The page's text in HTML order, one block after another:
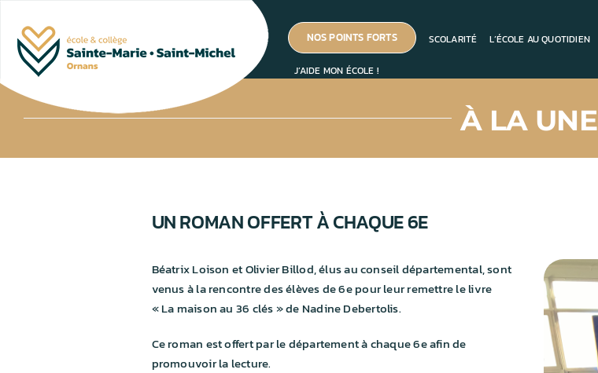
contenu
NOS POINTS FORTS SCOLARITÉ L’ÉCOLE AU QUOTIDIEN
J’AIDE MON ÉCOLE !
À LA UNE
UN ROMAN OFFERT À CHAQUE 6E
Béatrix Loison et Olivier Billod, élus au conseil départemental, sont
venus à la rencontre des élèves de 6e pour leur remettre le livre
« La maison au 36 clés » de Nadine Debertolis.
Ce roman est offert par le département à chaque 6e afin de
promouvoir la lecture.